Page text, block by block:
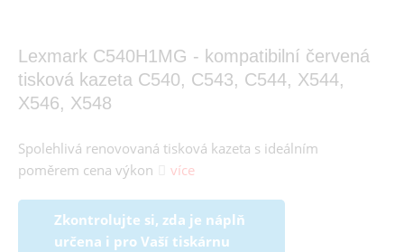
Lexmark C540H1MG - kompatibilní červená
tisková kazeta C540, C543, C544, X544,
X546, X548
Spolehlivá renovovaná tisková kazeta s ideálním
poměrem cena výkon
více
Zkontrolujte si, zda je náplň
určena i pro Vaší tiskárnu